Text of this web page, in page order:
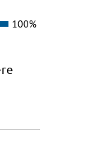
100%